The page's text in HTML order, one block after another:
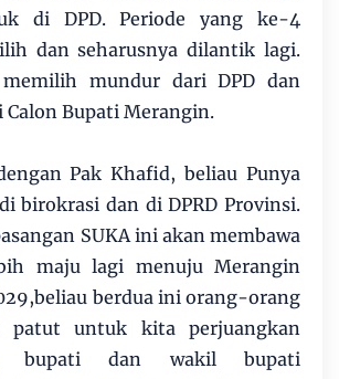
di DPD. Periode yang ke-4
dan seharusnya dilantik lagi.
mundur dari DPD dan
Calon Bupati Merangin.
Pak Khafid, beliau Punya
birokrasi dan di DPRD Provinsi.
SUKA ini akan membawa
maju lagi menuju Merangin
berdua ini orang-orang
patut untuk kita perjuangkan
bupati dan wakil bupati